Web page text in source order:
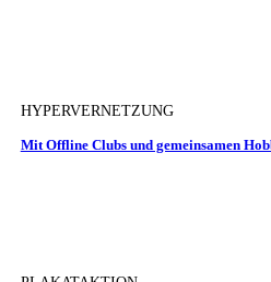
HYPERVERNETZUNG
Mit Offline Clubs und gemeinsamen